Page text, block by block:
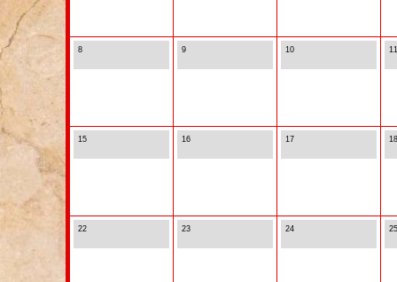
8 9 10 11
15 16 17 18
22 23 24 25